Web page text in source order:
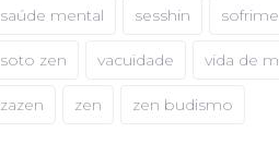
saúde mental sesshin
soto zen vacuidade vida de
zazen zen zen budismo